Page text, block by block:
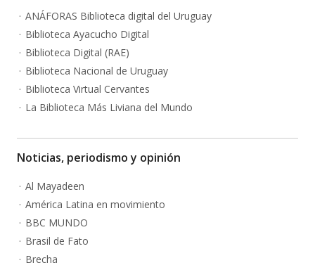
ANÁFORAS Biblioteca digital del Uruguay
Biblioteca Ayacucho Digital
Biblioteca Digital (RAE)
Biblioteca Nacional de Uruguay
Biblioteca Virtual Cervantes
La Biblioteca Más Liviana del Mundo
Noticias, periodismo y opinión
Al Mayadeen
América Latina en movimiento
BBC MUNDO
Brasil de Fato
Brecha